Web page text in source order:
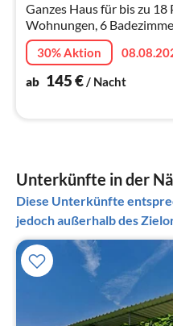
Ganzes Haus für bis zu 18
Wohnungen, 6
Parkplätze. OPTIONAL:
Etage!
30% Aktion
ab 145€/ Nacht
Unterkünfte in der
Diese Unterkünfte
jedoch außerhalb des